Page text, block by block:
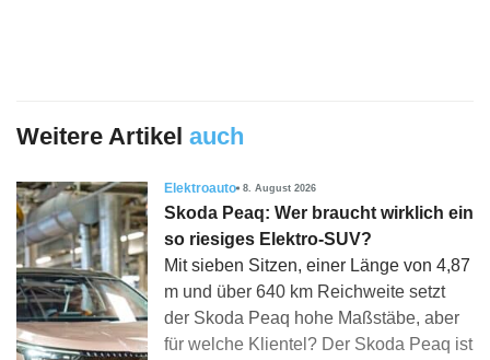
Weitere Artikel auch
Elektroauto 8. August 2026
Skoda Peaq: Wer braucht wirklich ein
so riesiges Elektro-SUV?
Mit sieben Sitzen, einer Länge von 4,87
m und über 640 km Reichweite setzt
der Skoda Peaq hohe Maßstäbe, aber
für welche Klientel? Der Skoda Peaq ist